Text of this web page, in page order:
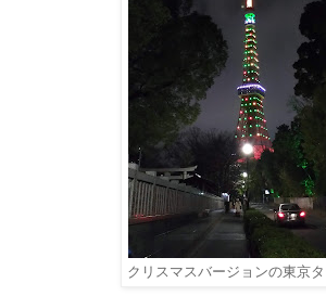
クリスマスバージョンの東京